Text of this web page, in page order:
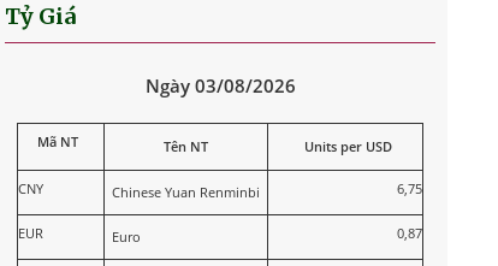
Tỷ Giá
Ngày 03/08/2026
Mã NT Tên NT Units per USD
CNY Chinese Yuan Renminbi 6,75
EUR Euro 0,87